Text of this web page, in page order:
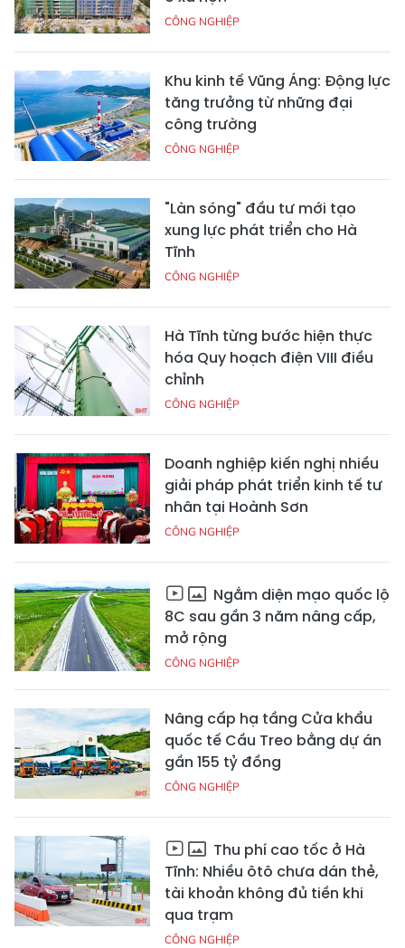
CÔNG NGHIỆP
Khu kinh tế Vũng Áng: Động lực
tăng trưởng từ những đại
công trường
CÔNG NGHIỆP
"Làn sóng" đầu tư mới tạo
xung lực phát triển cho Hà
Tĩnh
CÔNG NGHIỆP
Hà Tĩnh từng bước hiện thực
hóa Quy hoạch điện VIII điều
chỉnh
CÔNG NGHIỆP
Doanh nghiệp kiến nghị nhiều
giải pháp phát triển kinh tế tư
nhân tại Hoành Sơn
CÔNG NGHIỆP
Ngắm diện mạo quốc lộ
8C sau gần 3 năm nâng cấp,
mở rộng
CÔNG NGHIỆP
Nâng cấp hạ tầng Cửa khẩu
quốc tế Cầu Treo bằng dự án
gần 155 tỷ đồng
CÔNG NGHIỆP
Thu phí cao tốc ở Hà
Tĩnh: Nhiều ôtô chưa dán thẻ,
tài khoản không đủ tiền khi
qua trạm
CÔNG NGHIỆP